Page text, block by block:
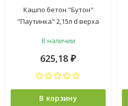
Кашпо бетон "Бутон"
"Паутинка" 2,15л d верха
Белый №3КБ-Б3-178-03 *1/8
В наличии
625,18 ₽
В корзину